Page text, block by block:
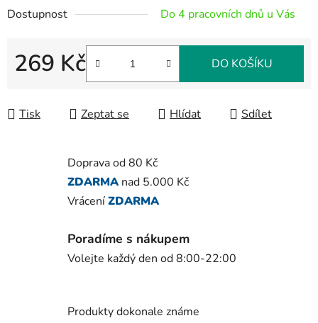
Dostupnost Do 4 pracovních dnů u Vás
269 Kč DO KOŠÍKU
Tisk Zeptat se Hlídat Sdílet
Doprava od 80 Kč
ZDARMA nad 5.000 Kč
VráceníZDARMA
Poradíme s nákupem
Volejte každý den od 8:00-22:00
Produkty dokonale známe